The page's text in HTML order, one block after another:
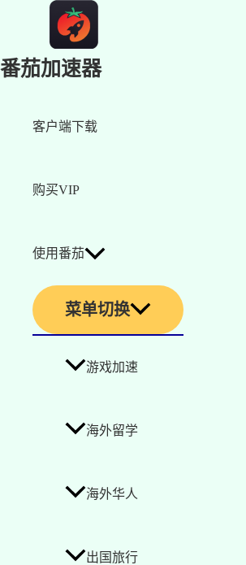
番茄加速器
客户端下载
购买VIP
使用番茄
菜单切换
游戏加速
海外留学
海外华人
出国旅行